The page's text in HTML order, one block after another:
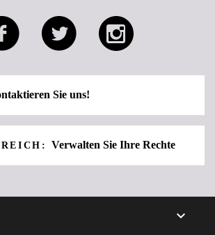
Sie uns!
Verwalten Sie Ihre Rechte
